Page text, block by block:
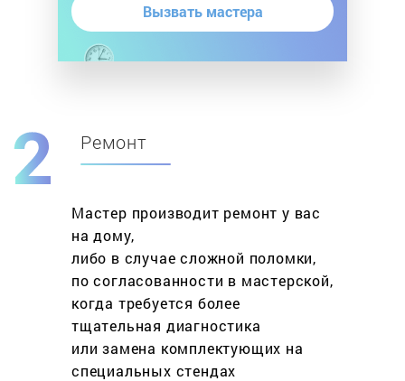
Вызвать мастера
Ремонт
Мастер производит ремонт у вас
на дому,
либо в случае сложной поломки,
по согласованности в мастерской,
когда требуется более
тщательная диагностика
или замена комплектующих на
специальных стендах